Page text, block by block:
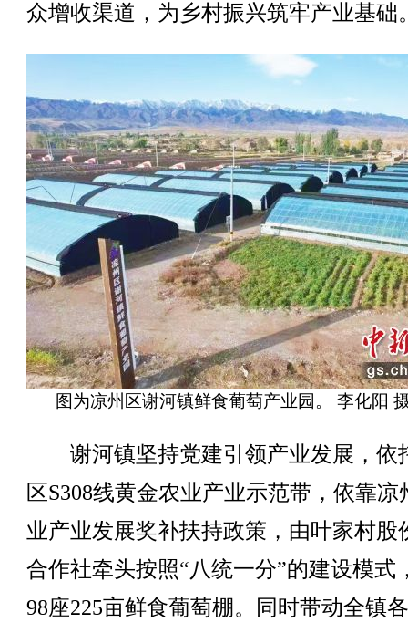
众增收渠道，为乡村振兴筑牢产业基础
图为凉州区谢河镇鲜食葡萄产业园。 李化阳
谢河镇坚持党建引领产业发展，依
区S308线黄金农业产业示范带，依靠凉
业产业发展奖补扶持政策，由叶家村股
合作社牵头按照“八统一分”的建设模式
98座225亩鲜食葡萄棚。同时带动全镇